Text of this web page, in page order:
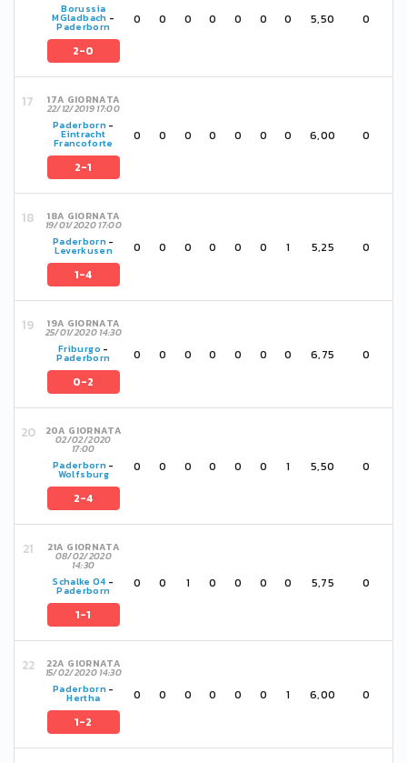
Borussia
MGladbach -
Paderborn
2-0
0 0 0 0 0 0 0 5,50 0
17A GIORNATA
22/12/2019 17:00
Paderborn -
Eintracht
Francoforte
2-1
0 0 0 0 0 0 0 6,00 0
18A GIORNATA
19/01/2020 17:00
Paderborn -
Leverkusen
1-4
0 0 0 0 0 0 1 5,25 0
19A GIORNATA
25/01/2020 14:30
Friburgo -
Paderborn
0-2
0 0 0 0 0 0 0 6,75 0
20A GIORNATA
02/02/2020
17:00
Paderborn -
Wolfsburg
2-4
0 0 0 0 0 0 1 5,50 0
21A GIORNATA
08/02/2020
14:30
Schalke 04 -
Paderborn
1-1
0 0 1 0 0 0 0 5,75 0
22A GIORNATA
15/02/2020 14:30
Paderborn -
Hertha
1-2
0 0 0 0 0 0 1 6,00 0